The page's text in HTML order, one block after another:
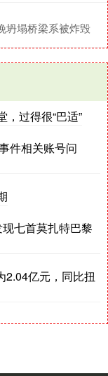
坍塌桥梁系被炸毁
过得很“巴适”
件相关账号问
七首莫扎特巴黎
2.04亿元，同比扭